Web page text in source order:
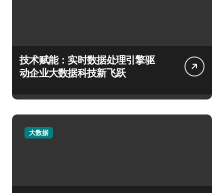
技术赋能：实时数据处理引擎驱
动企业大数据科技新飞跃
大数据